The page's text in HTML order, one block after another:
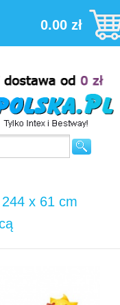
0.00 zł
x 61 cm